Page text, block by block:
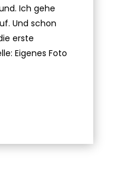
Ich gehe
Und schon
erste
Eigenes Foto